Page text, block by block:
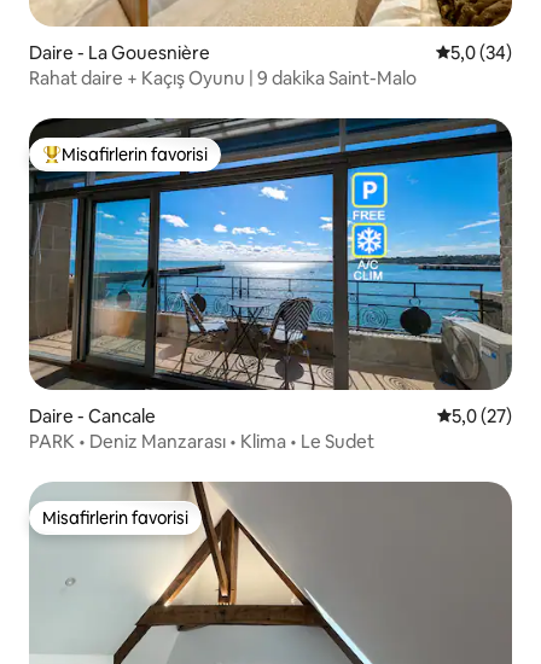
Daire - La Gouesnière 5 üzerinden
5,0 (34)
Rahat daire + Kaçış Oyunu | 9 dakika Saint-Malo
Misafirlerin favorilerinden en beğenilenler arasında
Misafirlerin favorisi
Daire - Cancale 5 üzerinden
5,0 (27)
PARK • Deniz Manzarası • Klima • Le Sudet
Misafirlerin favorisi
Misafirlerin favorisi